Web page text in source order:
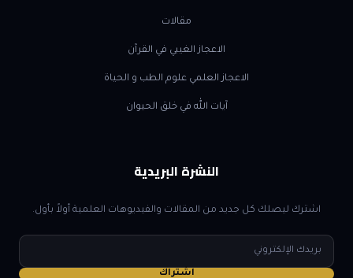
مقالات
الاعجاز الغيبي في القرآن
الاعجاز العلمي علوم الطب و الحياة
آيات الله في خلق الحيوان
النشرة البريدية
اشترك ليصلك كل جديد من المقالات والفيديوهات العلمية أولاً بأول.
البريد
الإلكتروني
اشتراك